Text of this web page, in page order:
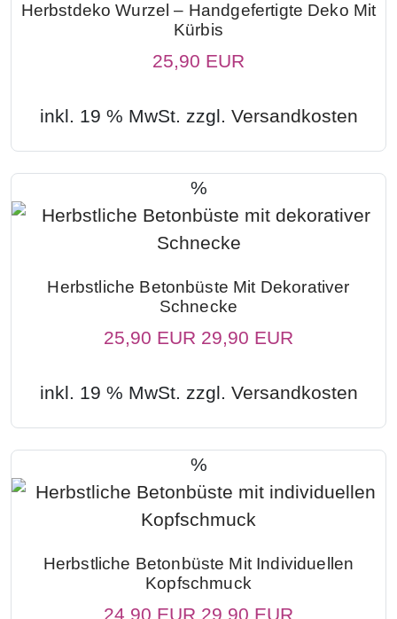
Herbstdeko Wurzel – Handgefertigte Deko Mit
Kürbis
25,90 EUR
inkl. 19 % MwSt. zzgl. Versandkosten
%
Herbstliche Betonbüste Mit Dekorativer
Schnecke
25,90 EUR 29,90 EUR
inkl. 19 % MwSt. zzgl. Versandkosten
%
Herbstliche Betonbüste Mit Individuellen
Kopfschmuck
24,90 EUR 29,90 EUR